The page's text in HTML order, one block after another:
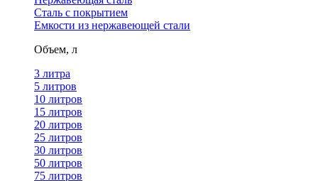
Сталь с покрытием
Емкости из нержавеющей стали
Объем, л
3 литра
5 литров
10 литров
15 литров
20 литров
25 литров
30 литров
50 литров
75 литров